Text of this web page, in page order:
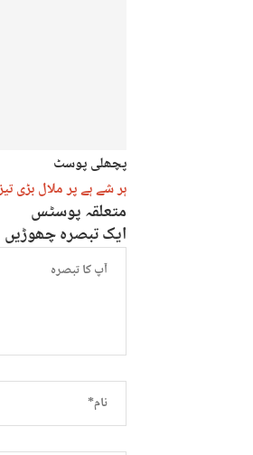
پچھلی پوسٹ
ہر شے ہے پر ملال بڑی
متعلقہ پوسٹس
ایک تبصرہ چھوڑیں